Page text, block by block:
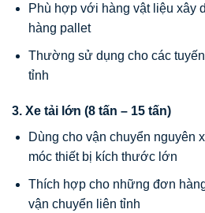
Phù hợp với hàng vật liệu xây
hàng pallet
Thường sử dụng cho các
tỉnh
3. Xe tải lớn (8 tấn – 15 tấn)
Dùng cho vận chuyển nguyên
móc thiết bị kích thước lớn
Thích hợp cho những đơn
vận chuyển liên tỉnh